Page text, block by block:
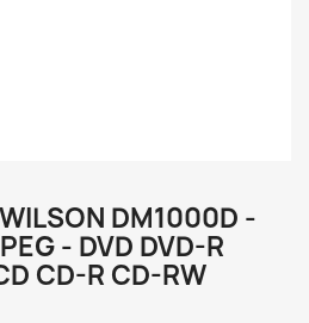
DM1000D -
- DVD DVD-R
CD-R CD-RW